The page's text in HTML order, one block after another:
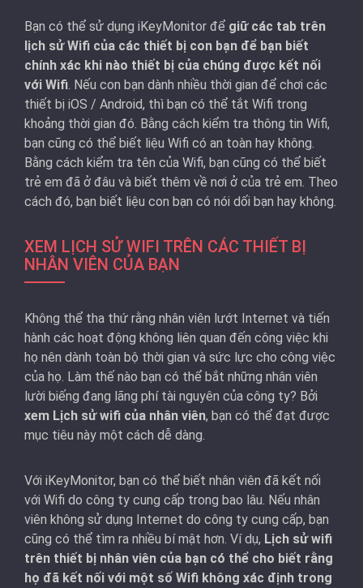
Bạn có thể sử dụng iKeyMonitor để giữ các tab trên
lịch sử Wifi của các thiết bị con bạn để bạn biết
chính xác khi nào thiết bị của chúng được kết nối
với Wifi. Nếu con bạn dành nhiều thời gian để chơi các
thiết bị iOS / Android, thì bạn có thể tắt Wifi trong
khoảng thời gian đó. Bằng cách kiểm tra thông tin Wifi,
bạn cũng có thể biết liệu Wifi có an toàn hay không.
Bằng cách kiểm tra tên của Wifi, bạn cũng có thể biết
trẻ em đã ở đâu và biết thêm về nơi ở của trẻ em. Theo
cách đó, bạn biết liệu con bạn có nói dối bạn hay không.
XEM LỊCH SỬ WIFI TRÊN CÁC THIẾT BỊ
NHÂN VIÊN CỦA BẠN
Không thể tha thứ rằng nhân viên lướt Internet và tiến
hành các hoạt động không liên quan đến công việc khi
họ nên dành toàn bộ thời gian và sức lực cho công việc
của họ. Làm thế nào bạn có thể bắt những nhân viên
lười biếng đang lãng phí tài nguyên của công ty? Bởi
xem Lịch sử wifi của nhân viên, bạn có thể đạt được
mục tiêu này một cách dễ dàng.
Với iKeyMonitor, bạn có thể biết nhân viên đã kết nối
với Wifi do công ty cung cấp trong bao lâu. Nếu nhân
viên không sử dụng Internet do công ty cung cấp, bạn
cũng có thể tìm ra nhiều bí mật hơn. Ví dụ, Lịch sử wifi
trên thiết bị nhân viên của bạn có thể cho biết rằng
họ đã kết nối với một số Wifi không xác định trong